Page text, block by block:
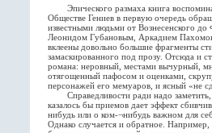
Эпического размаха книга
Обществе Гениев в первую очередь
известными людьми от Вознесенского
Леонидом Губановым, Аркадием
вклеены довольно большие фрагменты
замаскированного под прозу. Отсюда и
романа: неровный, местами вычурный,
отягощенный пафосом и оценками,
персонажей его мемуаров, и ясный «не
Справедливости ради надо заметить,
казалось бы приемов дает эффект
нибудь или о ком-¬нибудь важном для
Однако случается и обратное.